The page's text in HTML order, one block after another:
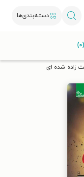
دسته‌بندی‌ها
زاده شده ای